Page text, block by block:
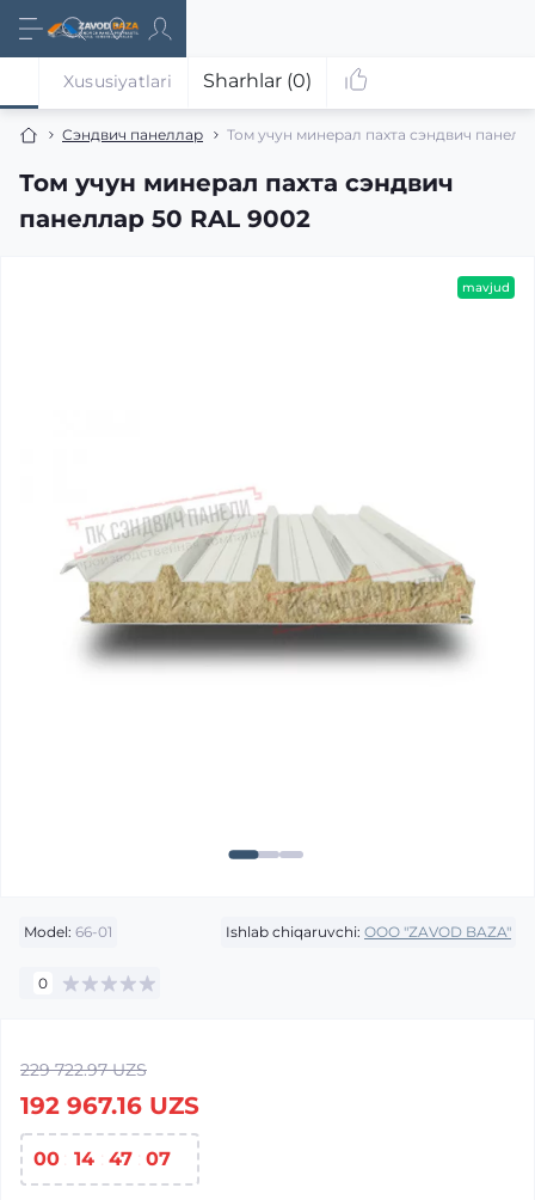
Сэндвич панеллар Том учун минерал пахта сэндвич
Том учун минерал пахта сэндвич
панеллар 50 RAL 9002
Xususiyatlari Sharhlar (0)
mavjud
Model: 66-01 Ishlab chiqaruvchi: OOO "ZAVOD BAZA"
0
229 722.97 UZS
192 967.16 UZS
00 14 47 07